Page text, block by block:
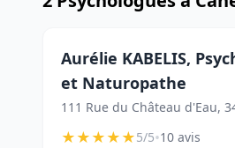
Aurélie KABELIS,
et Naturopathe
111 Rue du Château d'Eau,
★★★★★5/5•10 avis